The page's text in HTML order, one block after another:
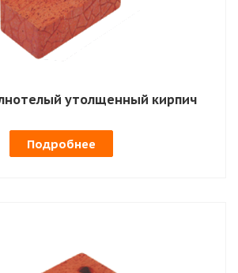
утолщенный кирпич
Подробнее